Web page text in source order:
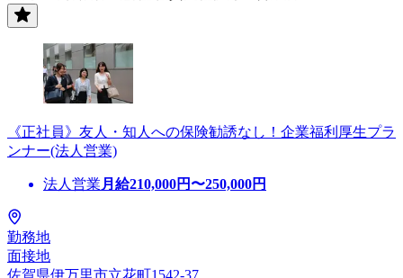
《正社員》友人・知人への保険勧誘なし！企業福利厚生プラ
ンナー(法人営業)
法人営業 月給210,000円〜250,000円
勤務地
面接地
佐賀県伊万里市立花町1542-37